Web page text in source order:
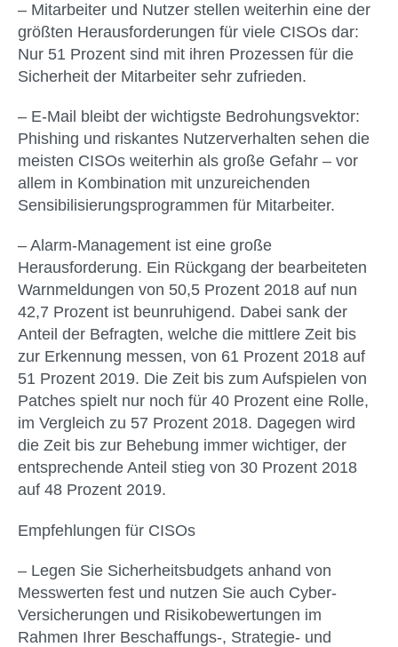
– Mitarbeiter und Nutzer stellen weiterhin eine der
größten Herausforderungen für viele CISOs dar:
Nur 51 Prozent sind mit ihren Prozessen für die
Sicherheit der Mitarbeiter sehr zufrieden.
– E-Mail bleibt der wichtigste Bedrohungsvektor:
Phishing und riskantes Nutzerverhalten sehen die
meisten CISOs weiterhin als große Gefahr – vor
allem in Kombination mit unzureichenden
Sensibilisierungsprogrammen für Mitarbeiter.
– Alarm-Management ist eine große
Herausforderung. Ein Rückgang der bearbeiteten
Warnmeldungen von 50,5 Prozent 2018 auf nun
42,7 Prozent ist beunruhigend. Dabei sank der
Anteil der Befragten, welche die mittlere Zeit bis
zur Erkennung messen, von 61 Prozent 2018 auf
51 Prozent 2019. Die Zeit bis zum Aufspielen von
Patches spielt nur noch für 40 Prozent eine Rolle,
im Vergleich zu 57 Prozent 2018. Dagegen wird
die Zeit bis zur Behebung immer wichtiger, der
entsprechende Anteil stieg von 30 Prozent 2018
auf 48 Prozent 2019.
Empfehlungen für CISOs
– Legen Sie Sicherheitsbudgets anhand von
Messwerten fest und nutzen Sie auch Cyber-
Versicherungen und Risikobewertungen im
Rahmen Ihrer Beschaffungs-, Strategie- und